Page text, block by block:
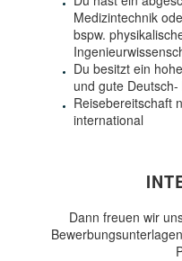
Medizintechnik
bspw.
Du besitzt ein
und gute
Reisebereitschaft
international
Dann freuen wir